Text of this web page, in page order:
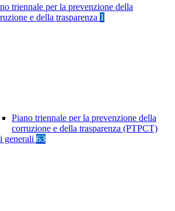
triennale per la prevenzione della
e della trasparenza 1
Piano triennale per la prevenzione della
corruzione e della trasparenza (PTPCT)
generali 63